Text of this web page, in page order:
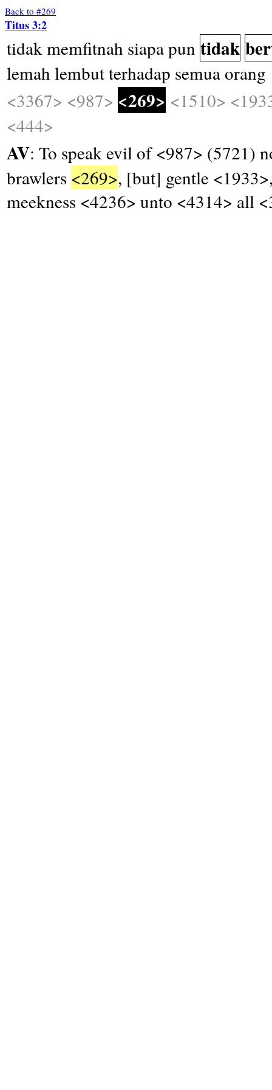
Back to #269
Titus 3:2
tidakmemfitnah siapapun tidak
lemah lembutterhadap semuaorang
<3367> <987> <269> <1510>
<444>
AV: To speak evil of <987> (5721)
brawlers <269>, [but] gentle
meekness <4236> unto <4314> all